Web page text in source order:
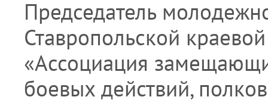
Председатель
Ставропольской
«Ассоциация
боевых действий,